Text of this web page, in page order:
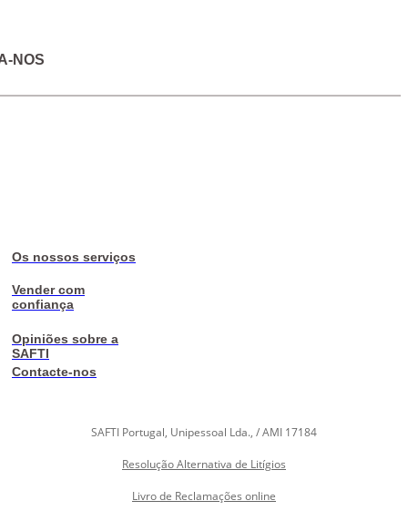
NOS
Os nossos serviços
Vender com
confiança
Opiniões sobre a
SAFTI
Contacte-nos
SAFTI Portugal, Unipessoal Lda., / AMI 17184
Resolução Alternativa de Litígios
Livro de Reclamações online